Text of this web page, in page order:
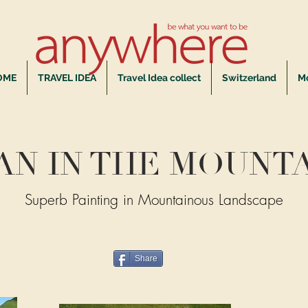
TRAVEL IDEA Travel Idea collect Switzerland
IN THE
Superb Painting in Mountainous Landscape
Share